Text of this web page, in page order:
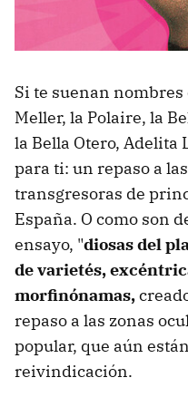
Si te suenan nombres
Meller, la Polaire, la
la Bella Otero, Adelita
para ti: un repaso a
transgresoras de
España. O como son
ensayo, "diosas del
de varietés,
morfinónamas,
repaso a las zonas
popular, que aún
reivindicación.